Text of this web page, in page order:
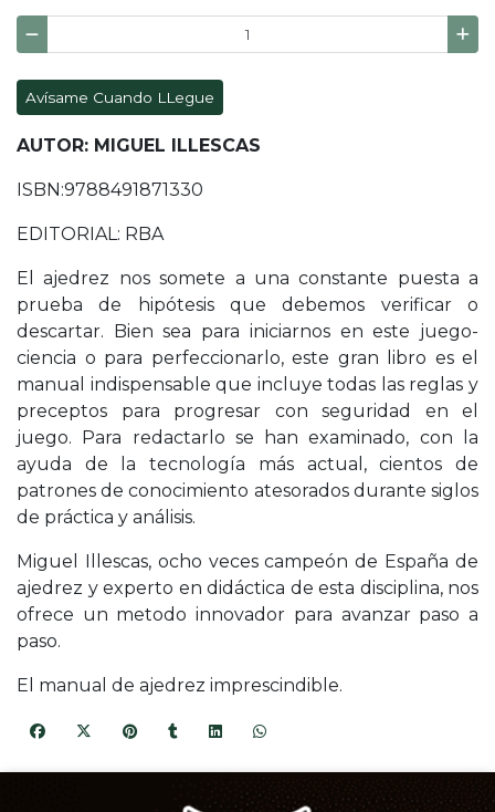
Avísame Cuando LLegue
AUTOR: MIGUEL ILLESCAS
ISBN:9788491871330
EDITORIAL: RBA
El ajedrez nos somete a una constante puesta a
prueba de hipótesis que debemos verificar o
descartar. Bien sea para iniciarnos en este juego-
ciencia o para perfeccionarlo, este gran libro es el
manual indispensable que incluye todas las reglas y
preceptos para progresar con seguridad en el
juego. Para redactarlo se han examinado, con la
ayuda de la tecnología más actual, cientos de
patrones de conocimiento atesorados durante siglos
de práctica y análisis.
Miguel Illescas, ocho veces campeón de España de
ajedrez y experto en didáctica de esta disciplina, nos
ofrece un metodo innovador para avanzar paso a
paso.
El manual de ajedrez imprescindible.